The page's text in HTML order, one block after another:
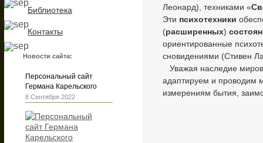
Библиотека
Контакты
Новости сайта:
Персональный сайт
Германа Карельского
8 Сентября 2022
Леонард), техниками «
Эти психотехники
(расширенных)
ориентированные
сновидениями (Стивен
Уважая наследие
адаптируем и проводим
измерениям бытия,